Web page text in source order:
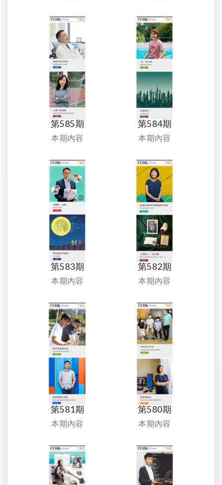
第585期
本期內容
第584期
本期內容
第583期
本期內容
第582期
本期內容
第581期
本期內容
第580期
本期內容